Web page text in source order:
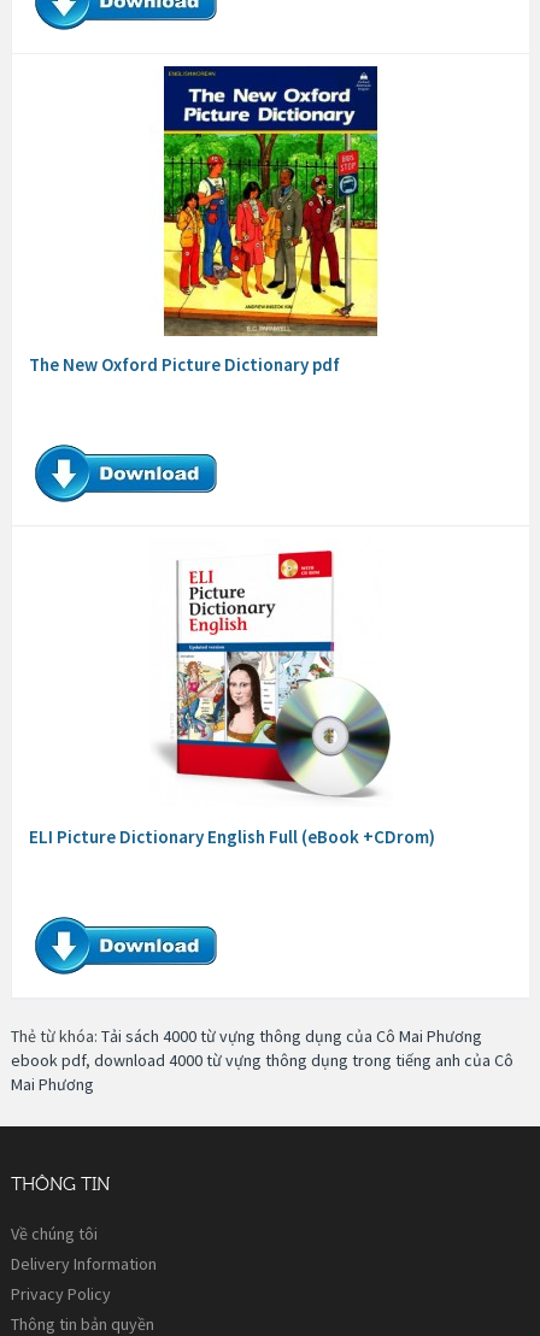
The New Oxford Picture Dictionary pdf
ELI Picture Dictionary English Full (eBook +CDrom)
Thẻ từ khóa: Tải sách 4000 từ vựng thông dụng của Cô Mai Phương
ebook pdf, download 4000 từ vựng thông dụng trong tiếng anh của Cô
Mai Phương
THÔNG TIN
Về chúng tôi
Delivery Information
Privacy Policy
Thông tin bản quyền